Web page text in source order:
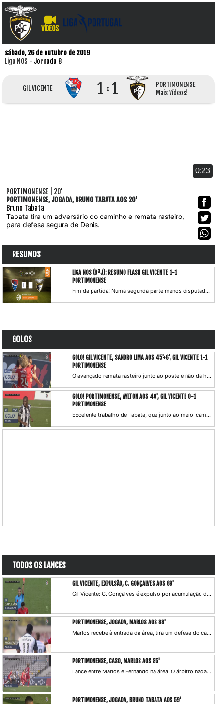
VÍDEOS
sábado, 26 de outubro de 2019
Liga NOS - Jornada 8
GIL VICENTE 1 x 1
PORTIMONENSE
Mais Vídeos!
0:23
PORTIMONENSE | 20'
PORTIMONENSE, JOGADA, BRUNO TABATA AOS 20'
Bruno Tabata
Tabata tira um adversário do caminho e remata rasteiro,
para defesa segura de Denis.
RESUMOS
LIGA NOS (8ªJ): RESUMO FLASH GIL VICENTE 1-1
PORTIMONENSE
Fim da partida! Numa segunda parte menos disputada, prevaleceram os golos do primeiro tempo, que deram um ponto a Gil Vicente FC e Portimonense, em jogo a contar para a 8.ª jornada da Liga NOS.
GOLOS
GOLO! GIL VICENTE, SANDRO LIMA AOS 45'+6', GIL VICENTE 1-1
PORTIMONENSE
O avançado remata rasteiro junto ao poste e não dá hipóteses a Ricardo Ferreira, que se estira para o lado contrário.
GOLO! PORTIMONENSE, AYLTON AOS 40', GIL VICENTE 0-1
PORTIMONENSE
Excelente trabalho de Tabata, que junto ao meio-campo recebe de costas, vira-se para a baliza e com um passe a rasgar serve o colega, que isolado pica a bola por cima de Denis. O árbitro escuta o VAR e valida o lance.
TODOS OS LANCES
GIL VICENTE, EXPULSÃO, C. GONÇALVES AOS 89'
Gil Vicente: C. Gonçalves é expulso por acumulação de cartões amarelos.
PORTIMONENSE, JOGADA, MARLOS AOS 88'
Marlos recebe à entrada da área, tira um defesa do caminho e atira por cima.
PORTIMONENSE, CASO, MARLOS AOS 85'
Lance entre Marlos e Fernando na área. O árbitro nada assinala.
PORTIMONENSE, JOGADA, BRUNO TABATA AOS 59'